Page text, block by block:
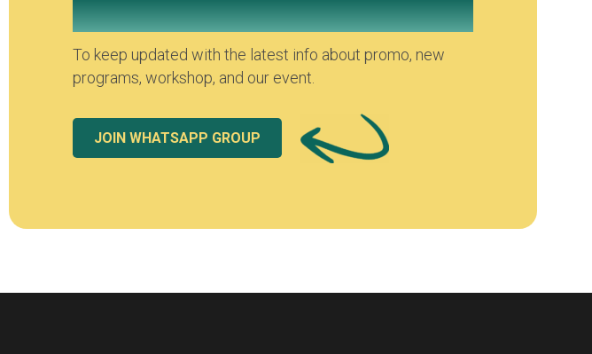
Join our Whatsapp Group
To keep updated with the latest info about promo, new
programs, workshop, and our event.
JOIN WHATSAPP GROUP